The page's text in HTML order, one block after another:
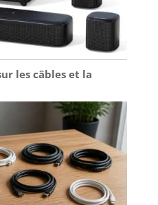
les câbles et la